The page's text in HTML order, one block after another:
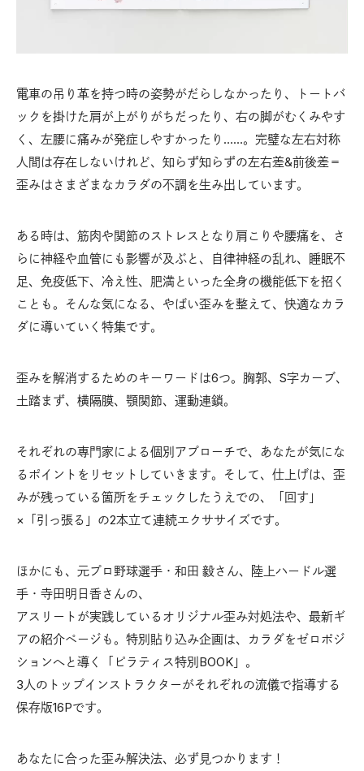
電車の吊り革を持つ時の姿勢がだらしなかったり、トートバ
ックを掛けた肩が上がりがちだったり、右の脚がむくみやす
く、左腰に痛みが発症しやすかったり……。完璧な左右対称
人間は存在しないけれど、知らず知らずの左右差&前後差＝
歪みはさまざまなカラダの不調を生み出しています。
ある時は、筋肉や関節のストレスとなり肩こりや腰痛を、さ
らに神経や血管にも影響が及ぶと、自律神経の乱れ、睡眠不
足、免疫低下、冷え性、肥満といった全身の機能低下を招く
ことも。そんな気になる、やばい歪みを整えて、快適なカラ
ダに導いていく特集です。
歪みを解消するためのキーワードは6つ。胸郭、S字カーブ、
土踏まず、横隔膜、顎関節、運動連鎖。
それぞれの専門家による個別アプローチで、あなたが気にな
るポイントをリセットしていきます。そして、仕上げは、歪
みが残っている箇所をチェックしたうえでの、「回す」
×「引っ張る」の2本立て連続エクササイズです。
ほかにも、元プロ野球選手・和田 毅さん、陸上ハードル選
手・寺田明日香さんの、
アスリートが実践しているオリジナル歪み対処法や、最新ギ
アの紹介ページも。特別貼り込み企画は、カラダをゼロポジ
ションへと導く「ピラティス特別BOOK」。
3人のトップインストラクターがそれぞれの流儀で指導する
保存版16Pです。
あなたに合った歪み解決法、必ず見つかります！